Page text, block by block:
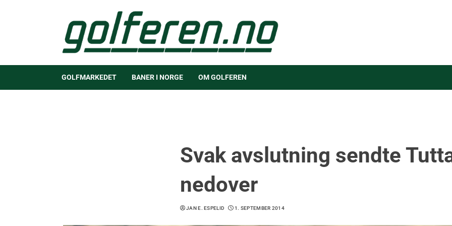
GOLFMARKEDET BANER I NORGE OM GOLFEREN
Svak avslutning sendte
nedover
JAN E. ESPELID 1. SEPTEMBER 2014